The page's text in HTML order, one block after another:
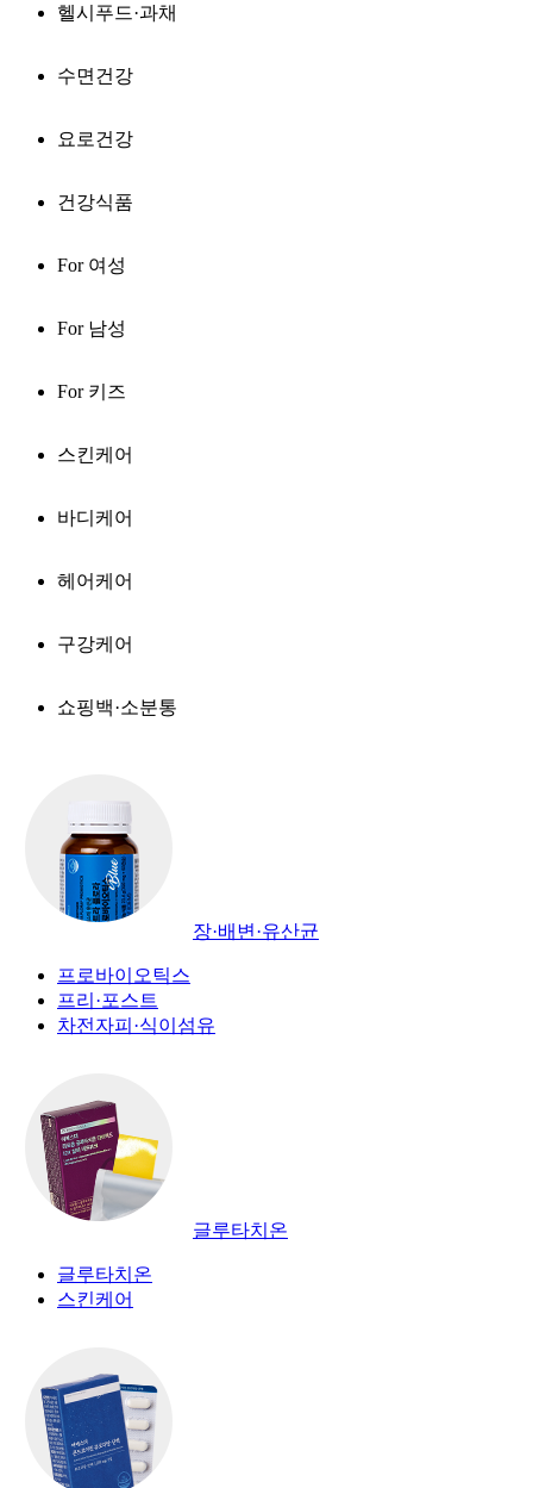
헬시푸드·과채
수면건강
요로건강
건강식품
For 여성
For 남성
For 키즈
스킨케어
바디케어
헤어케어
구강케어
쇼핑백·소분통
장·배변·유산균
프로바이오틱스
프리·포스트
차전자피·식이섬유
글루타치온
글루타치온
스킨케어